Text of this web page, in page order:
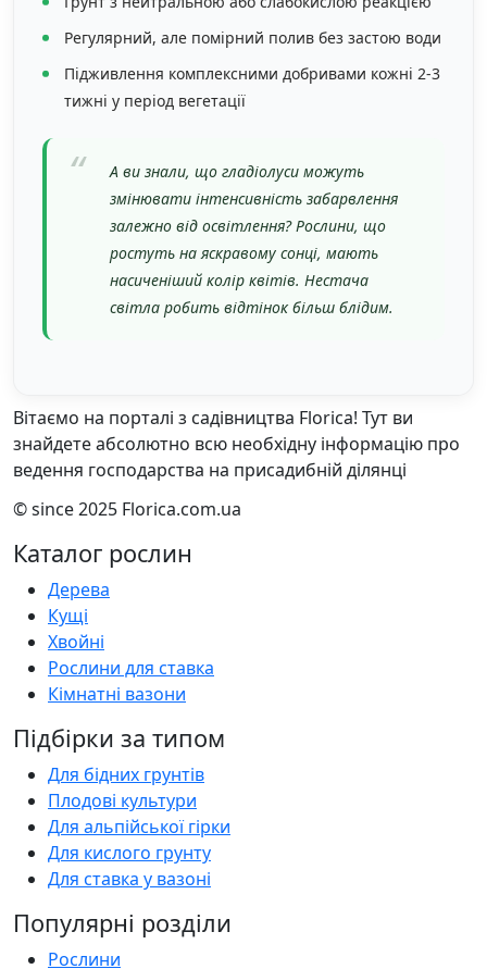
Регулярний, але помірний полив без застою води
Підживлення комплексними добривами кожні 2-3
тижні у період вегетації
А ви знали, що гладіолуси можуть
змінювати інтенсивність забарвлення
залежно від освітлення? Рослини, що
ростуть на яскравому сонці, мають
насиченіший колір квітів. Нестача
світла робить відтінок більш блідим.
Вітаємо на порталі з садівництва Florica! Тут ви
знайдете абсолютно всю необхідну інформацію про
ведення господарства на присадибній ділянці
© since 2025 Florica.com.ua
Каталог рослин
Дерева
Кущі
Хвойні
Рослини для ставка
Кімнатні вазони
Підбірки за типом
Для бідних грунтів
Плодові культури
Для альпійської гірки
Для кислого грунту
Для ставка у вазоні
Популярні розділи
Рослини